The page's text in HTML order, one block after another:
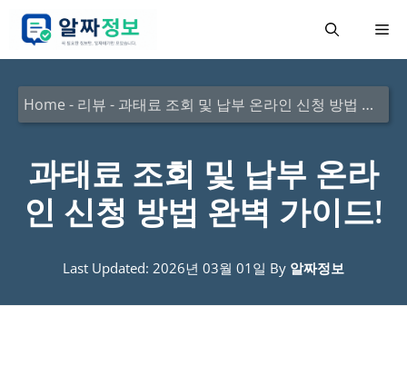
메
Home - 리뷰 - 과태료 조회 및 납부 온라인 신청 방법 완벽 가이드!
과태료 조회 및 납부 온라
인 신청 방법 완벽 가이드!
Last Updated: 2026년 03월 01일 By 알짜정보